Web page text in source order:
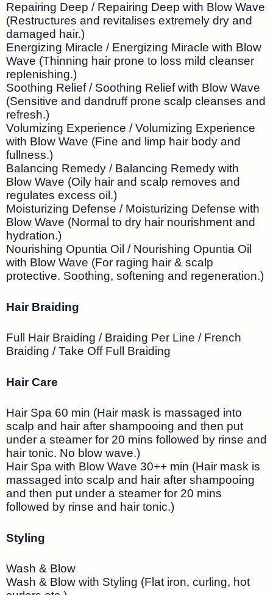
Repairing Deep / Repairing Deep with Blow Wave
(Restructures and revitalises extremely dry and
damaged hair.)
Energizing Miracle / Energizing Miracle with Blow
Wave (Thinning hair prone to loss mild cleanser
replenishing.)
Soothing Relief / Soothing Relief with Blow Wave
(Sensitive and dandruff prone scalp cleanses and
refresh.)
Volumizing Experience / Volumizing Experience
with Blow Wave (Fine and limp hair body and
fullness.)
Balancing Remedy / Balancing Remedy with
Blow Wave (Oily hair and scalp removes and
regulates excess oil.)
Moisturizing Defense / Moisturizing Defense with
Blow Wave (Normal to dry hair nourishment and
hydration.)
Nourishing Opuntia Oil / Nourishing Opuntia Oil
with Blow Wave (For raging hair & scalp
protective. Soothing, softening and regeneration.)
Hair Braiding
Full Hair Braiding / Braiding Per Line / French
Braiding / Take Off Full Braiding
Hair Care
Hair Spa 60 min (Hair mask is massaged into
scalp and hair after shampooing and then put
under a steamer for 20 mins followed by rinse and
hair tonic. No blow wave.)
Hair Spa with Blow Wave 30++ min (Hair mask is
massaged into scalp and hair after shampooing
and then put under a steamer for 20 mins
followed by rinse and hair tonic.)
Styling
Wash & Blow
Wash & Blow with Styling (Flat iron, curling, hot